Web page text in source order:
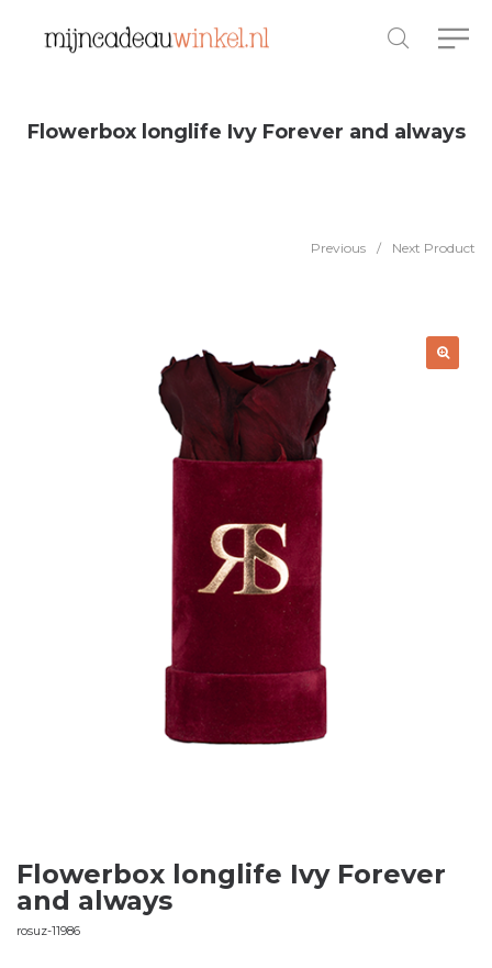
Flowerbox longlife Ivy Forever and always
Previous / Next Product
Flowerbox longlife Ivy Forever
and always
rosuz-11986